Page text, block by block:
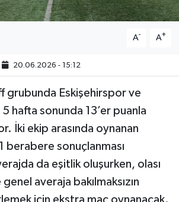
A- A+
20.06.2026 - 15:12
grubunda Eskişehirspor ve
hafta sonunda 13’er puanla
İki ekip arasında oynanan
1 berabere sonuçlanması
da eşitlik oluşurken, olası
averaja bakılmaksızın
için ekstra maç oynanacak.